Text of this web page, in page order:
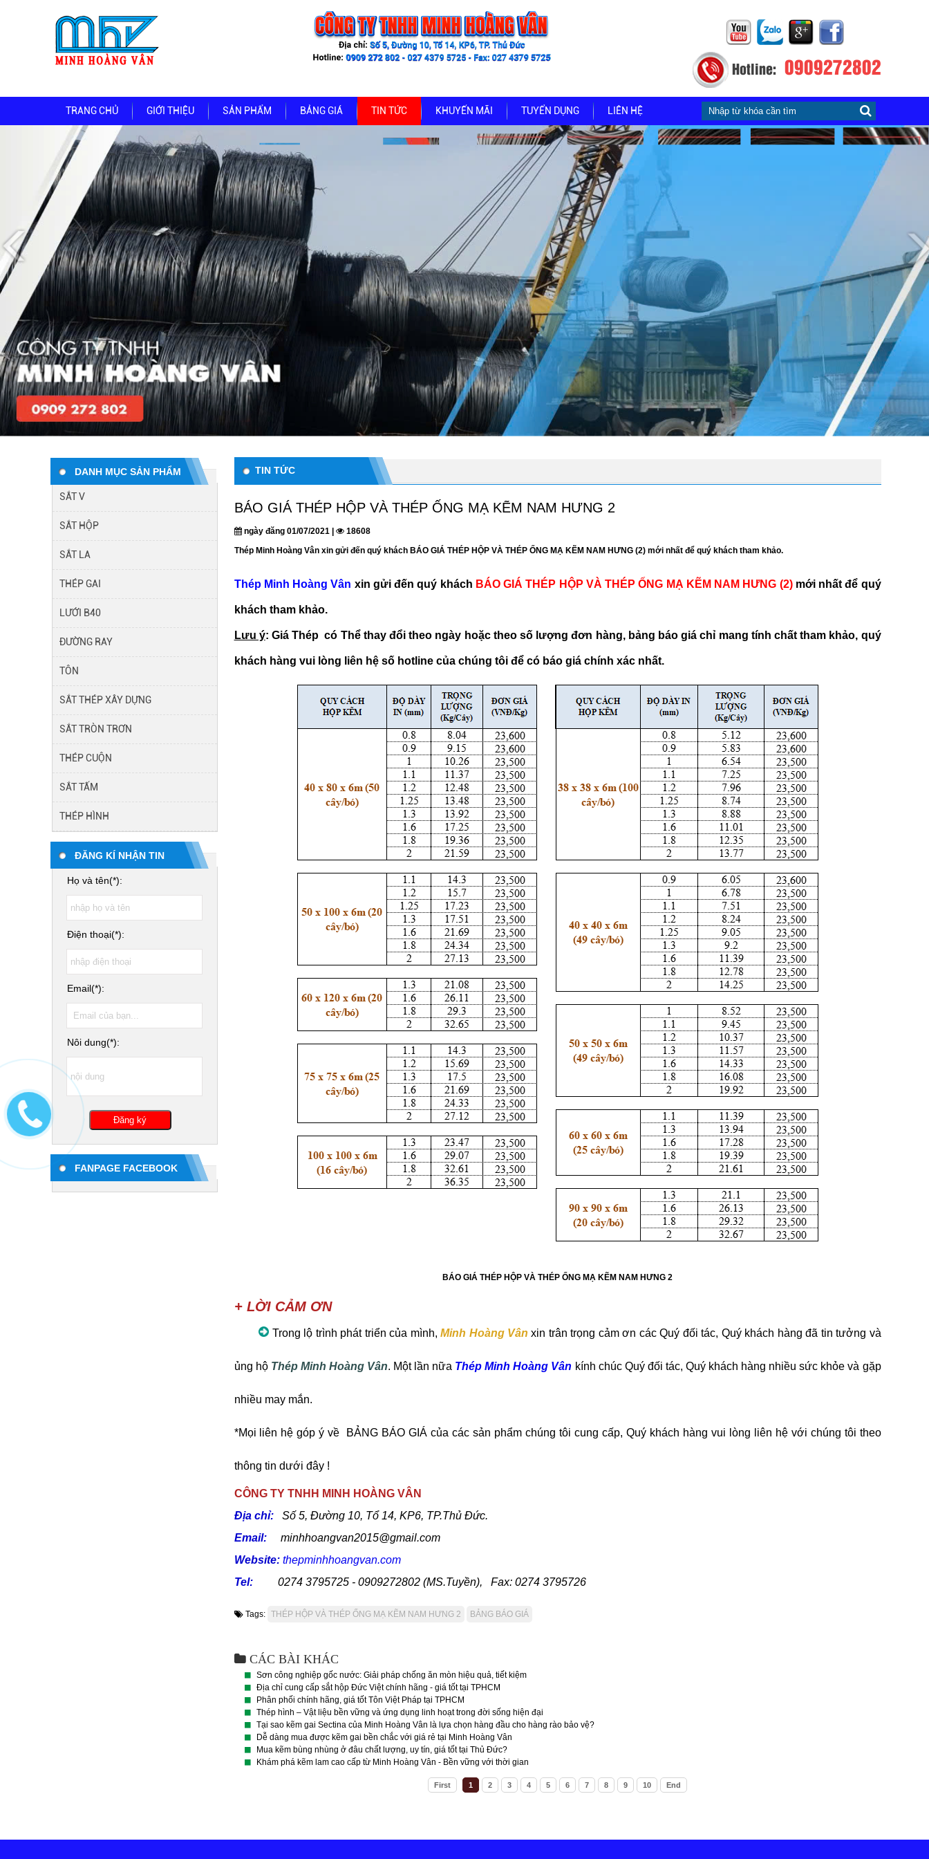
Hotline: 0909272802
TRANG CHỦ GIỚI THIỆU SẢN PHẨM BẢNG GIÁ TIN TỨC KHUYẾN MÃI TUYỂN DỤNG LIÊN HỆ
TIN TỨC
BÁO GIÁ THÉP HỘP VÀ THÉP ỐNG MẠ KẼM NAM HƯNG 2
ngày đăng 01/07/2021 |
18608
Thép Minh Hoàng Vân xin gửi đến quý khách BÁO GIÁ THÉP HỘP VÀ THÉP ỐNG MẠ KẼM NAM HƯNG (2) mới nhất để quý khách tham khảo.
Thép Minh Hoàng Vân xin gửi đến quý khách BÁO GIÁ THÉP HỘP VÀ THÉP ỐNG MẠ KẼM NAM HƯNG (2) mới nhất để quý
khách tham khảo.
Lưu ý: Giá Thép có Thể thay đổi theo ngày hoặc theo số lượng đơn hàng, bảng báo giá chỉ mang tính chất tham khảo, quý
khách hàng vui lòng liên hệ số hotline của chúng tôi để có báo giá chính xác nhất.
BÁO GIÁ THÉP HỘP VÀ THÉP ỐNG MẠ KẼM NAM HƯNG 2
+ LỜI CẢM ƠN
Trong lộ trình phát triển của mình,Minh Hoàng Vân xin trân trọng cảm ơn các Quý đối tác, Quý khách hàng đã tin tưởng và
ủng hộ Thép Minh Hoàng Vân. Một lần nữa Thép Minh Hoàng Vân kính chúc Quý đối tác, Quý khách hàng nhiều sức khỏe và gặp
nhiều may mắn.
*Mọi liên hệ góp ý về BẢNG BÁO GIÁ của các sản phẩm chúng tôi cung cấp, Quý khách hàng vui lòng liên hệ với chúng tôi theo
thông tin dưới đây !
CÔNG TY TNHH MINH HOÀNG VÂN
Địa chỉ:
Số 5, Đường 10, Tổ 14, KP6, TP.Thủ Đức.
Email:
minhhoangvan2015@gmail.com
Website: thepminhhoangvan.com
Tel:
0274 3795725 - 0909272802 (MS.Tuyền), Fax: 0274 3795726
Tags: THÉP HỘP VÀ THÉP ỐNG MẠ KẼM NAM HƯNG 2 BẢNG BÁO GIÁ
CÁC BÀI KHÁC
Sơn công nghiệp gốc nước: Giải pháp chống ăn mòn hiệu quả, tiết kiệm
Địa chỉ cung cấp sắt hộp Đức Việt chính hãng - giá tốt tại TPHCM
Phân phối chính hãng, giá tốt Tôn Việt Pháp tại TPHCM
Thép hình – Vật liệu bền vững và ứng dụng linh hoạt trong đời sống hiện đại
Tại sao kẽm gai Sectina của Minh Hoàng Vân là lựa chọn hàng đầu cho hàng rào bảo vệ?
Dễ dàng mua được kẽm gai bền chắc với giá rẻ tại Minh Hoàng Vân
Mua kẽm bùng nhùng ở đâu chất lượng, uy tín, giá tốt tại Thủ Đức?
Khám phá kẽm lam cao cấp từ Minh Hoàng Vân - Bền vững với thời gian
First 1 2 3 4 5 6 7 8 9 10 End
DANH MỤC SẢN PHẨM
SẮT V
SẮT HỘP
SẮT LA
THÉP GAI
LƯỚI B40
ĐƯỜNG RAY
TÔN
SẮT THÉP XÂY DỰNG
SẮT TRÒN TRƠN
THÉP CUỘN
SẮT TẤM
THÉP HÌNH
ĐĂNG KÍ NHẬN TIN
Họ và tên(*):
Điện thoại(*):
Email(*):
Nôi dung(*):
FANPAGE FACEBOOK